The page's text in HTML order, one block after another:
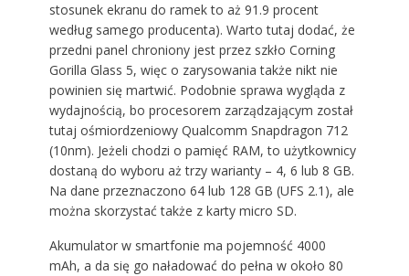
stosunek ekranu do ramek to aż 91.9 procent
według samego producenta). Warto tutaj dodać, że
przedni panel chroniony jest przez szkło Corning
Gorilla Glass 5, więc o zarysowania także nikt nie
powinien się martwić. Podobnie sprawa wygląda z
wydajnością, bo procesorem zarządzającym został
tutaj ośmiordzeniowy Qualcomm Snapdragon 712
(10nm). Jeżeli chodzi o pamięć RAM, to użytkownicy
dostaną do wyboru aż trzy warianty – 4, 6 lub 8 GB.
Na dane przeznaczono 64 lub 128 GB (UFS 2.1), ale
można skorzystać także z karty micro SD.
Akumulator w smartfonie ma pojemność 4000
mAh, a da się go naładować do pełna w około 80